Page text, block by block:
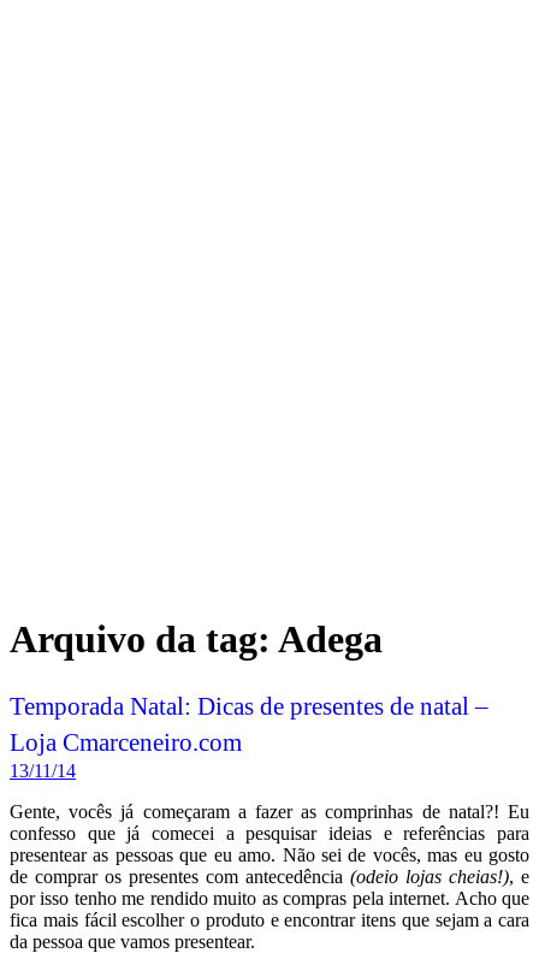
Arquivo da tag: Adega
Temporada Natal: Dicas de presentes de natal –
Loja Cmarceneiro.com
13/11/14
Gente, vocês já começaram a fazer as comprinhas de natal?! Eu
confesso que já comecei a pesquisar ideias e referências para
presentear as pessoas que eu amo. Não sei de vocês, mas eu gosto
de comprar os presentes com antecedência (odeio lojas cheias!), e
por isso tenho me rendido muito as compras pela internet. Acho que
fica mais fácil escolher o produto e encontrar itens que sejam a cara
da pessoa que vamos presentear.